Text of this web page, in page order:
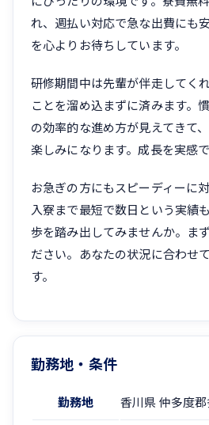
れ、週払い対応で急な出費にも
を心よりお待ちしています。
研修期間中は先輩が伴走してく
ことを溜め込まずに済みます。
の効率的な進め方が見えてきて
楽しみになります。成長を実感
お急ぎの方にもスピーディーに
入寮まで最短で数日という実績
歩を踏み出してみませんか。ま
ださい。あなたの状況に合わせ
す。
勤務地・条件
勤務地 香川県 仲多度